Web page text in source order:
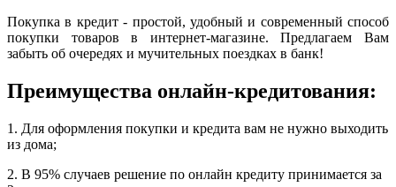
Покупка в кредит - простой, удобный и современный способ
покупки товаров в интернет-магазине. Предлагаем Вам
забыть об очередях и мучительных поездках в банк!
Преимущества онлайн-кредитования:
1. Для оформления покупки и кредита вам не нужно выходить
из дома;
2. В 95% случаев решение по онлайн кредиту принимается за